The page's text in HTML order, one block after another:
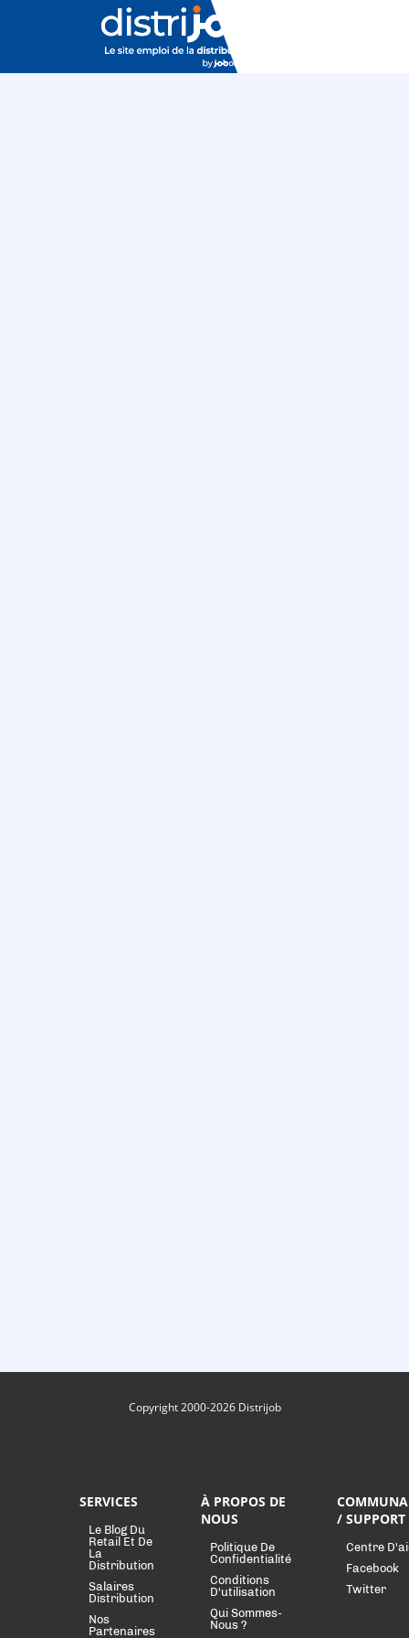
Copyright 2000-2026 Distrijob
SERVICES
Le Blog Du
Retail Et De
La
Distribution
Salaires
Distribution
Nos
Partenaires
À PROPOS DE
NOUS
Politique De
Confidentialité
Conditions
D'utilisation
Qui Sommes-
Nous ?
/ SUPPORT
Centre
Facebook
Twitter